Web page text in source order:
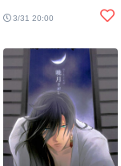
3/31 20:00